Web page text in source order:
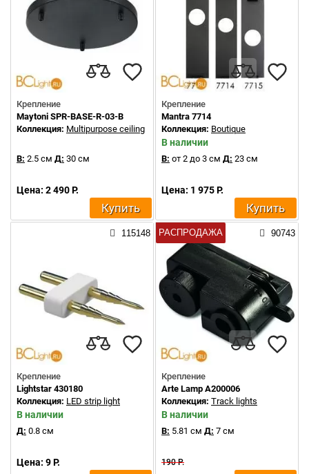
Крепление
Maytoni SPR-BASE-R-03-B
Коллекция: Multipurpose ceiling
В: 2.5 см Д: 30 см
Цена: 2 490 Р.
Купить
Крепление
Mantra 7714
Коллекция: Boutique
В наличии
В: от 2 до 3 см Д: 23 см
Цена: 1 975 Р.
Купить
115148
Крепление
Lightstar 430180
Коллекция: LED strip light
В наличии
Д: 0.8 см
Цена: 9 Р.
РАСПРОДАЖА 90743
Крепление
Arte Lamp A200006
Коллекция: Track lights
В наличии
В: 5.81 см Д: 7 см
190 Р.